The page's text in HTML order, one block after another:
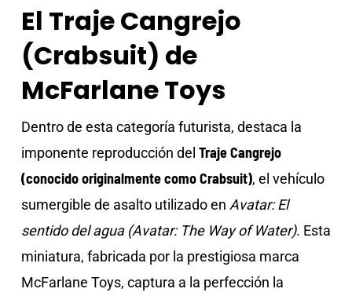
El Traje Cangrejo
(Crabsuit) de
McFarlane Toys
Dentro de esta categoría futurista, destaca la
imponente reproducción del Traje Cangrejo
(conocido originalmente como Crabsuit), el vehículo
sumergible de asalto utilizado en Avatar: El
sentido del agua (Avatar: The Way of Water). Esta
miniatura, fabricada por la prestigiosa marca
McFarlane Toys, captura a la perfección la